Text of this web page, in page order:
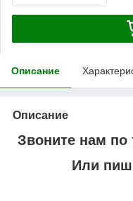
Описание
Описание
Звоните нам по
Или